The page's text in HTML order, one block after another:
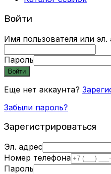
Войти
Имя пользователя или эл.
Пароль
Войти
Еще нет аккаунта?
Забыли пароль?
Зарегистрироваться
Эл. адрес
Номер телефона
Пароль